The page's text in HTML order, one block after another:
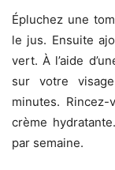
Épluchez une
le jus. Ensuite
vert. À l’aide
sur votre
minutes.
crème
par semaine.